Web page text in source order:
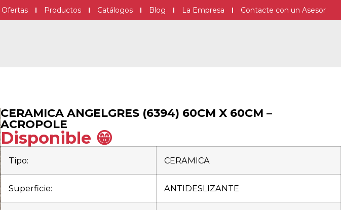
Ofertas Productos Catálogos Blog La Empresa Contacte con un Asesor
CERAMICA ANGELGRES (6394) 60CM X 60CM –
ACROPOLE
Disponible 😁
Tipo: CERAMICA
Superficie: ANTIDESLIZANTE